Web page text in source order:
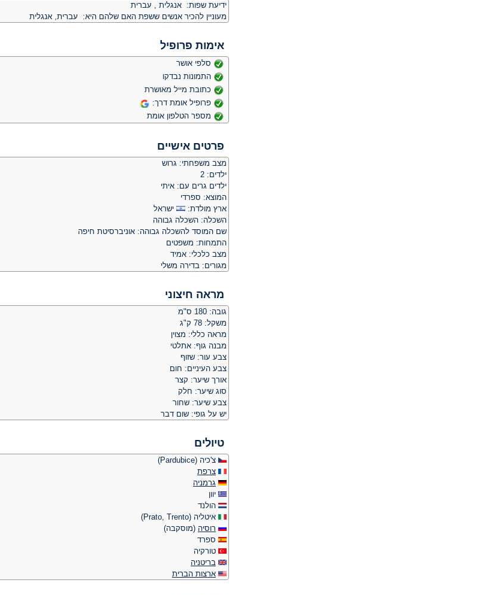
ידיעת שפות: אנגלית , עברית
מעוניין להכיר אנשים ששפת האם שלהם היא: עברית, אנגלית
אימות פרופיל
סלפי אושר
התמונות נבדקו
כתובת מייל מאושרת
פרופיל אומת דרך:
מספר הטלפון אומת
פרטים אישיים
מצב משפחתי: גרוש
ילדים: 2
ילדים גרים עם: איתי
המוצא: ספרדי
ארץ מולדת:
ישראל
השכלה: השכלה גבוהה
שם המוסד להשכלה גבוהה: אוניברסיטת חיפה
התמחות: משפטים
מצב כלכלי: אמיד
מגורים: בדירה משלי
מראה חיצוני
גובה: 180 ס"מ
משקל: 78 ק"ג
מראה כללי: מצוין
מבנה גוף: אתלטי
צבע עור: שזוף
צבע העיניים: חום
אורך שיער: קצר
סוג שיער: חלק
צבע שיער: שחור
יש על גופי: שום דבר
טיולים
צ'כיה (Pardubice)
צרפת
גרמניה
יוון
הולנד
איטליה (Prato, Trento)
רוסיה (מוסקבה)
ספרד
טורקיה
בריטניה
ארצות הברית